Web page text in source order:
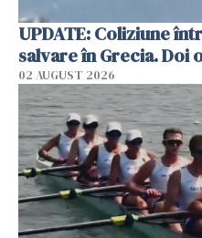
UPDATE: Coliziune
salvare în Grecia. Doi
02 AUGUST 2026